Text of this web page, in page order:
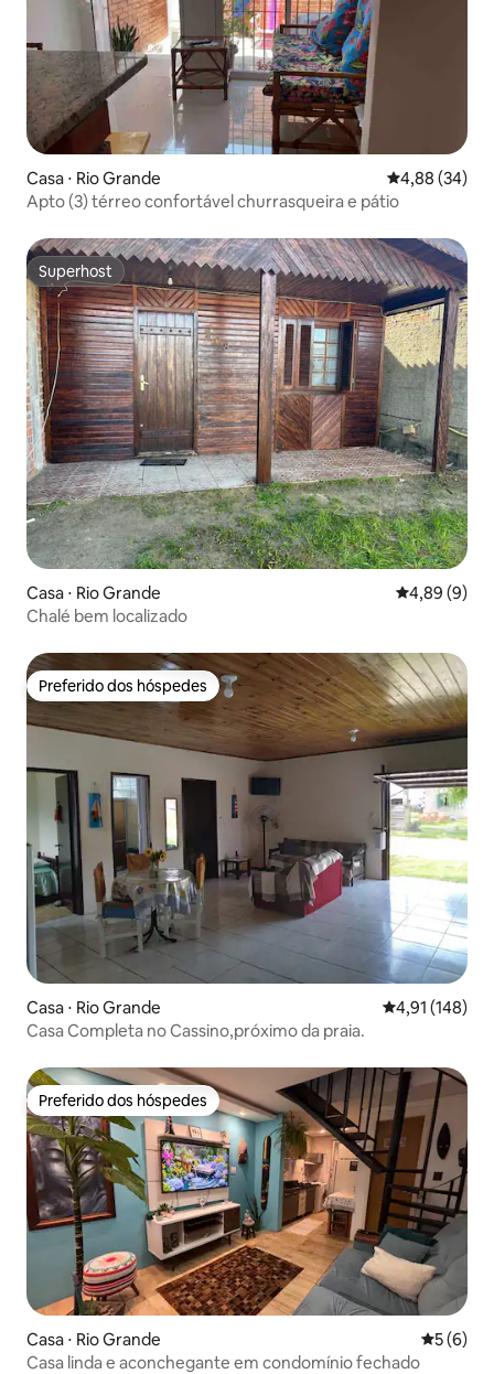
Casa ⋅ Rio Grande 4,88 de uma
4,88 (34)
Apto (3) térreo confortável churrasqueira e pátio
Superhost
Superhost
Casa ⋅ Rio Grande 4,89 de uma
4,89 (9)
Chalé bem localizado
Preferido dos hóspedes
Preferido dos hóspedes
Casa ⋅ Rio Grande 4,91 de uma
4,91 (148)
Casa Completa no Cassino,próximo da praia.
Preferido dos hóspedes
Preferido dos hóspedes
Casa ⋅ Rio Grande 5 de
5 (6)
Casa linda e aconchegante em condomínio fechado